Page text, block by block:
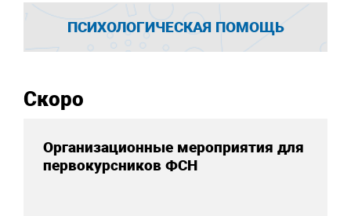
ПСИХОЛОГИЧЕСКАЯ ПОМОЩЬ
Скоро
Организационные мероприятия для
первокурсников ФСН